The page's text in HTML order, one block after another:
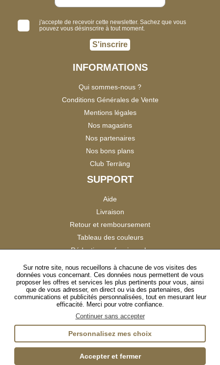
j'accepte de recevoir cette newsletter. Sachez que vous
pouvez vous désinscrire à tout moment.
S'inscrire
INFORMATIONS
Qui sommes-nous ?
Conditions Générales de Vente
Mentions légales
Nos magasins
Nos partenaires
Nos bons plans
Club Terräng
SUPPORT
Aide
Livraison
Retour et remboursement
Tableau des couleurs
Réduction professionnels
Catalogues
Satisfaction Clients
SUIVEZ-NOUS
InstagramTikTokFacebookYouTubeLinkedIn
Sur notre site, nous recueillons à chacune de vos visites des
données vous concernant. Ces données nous permettent de vous
proposer les offres et services les plus pertinents pour vous, ainsi
que de vous adresser, en direct ou via des partenaires, des
communications et publicités personnalisées, tout en mesurant leur
efficacité. Merci pour votre confiance.
Continuer sans accepter
Personnalisez mes choix
Accepter et fermer